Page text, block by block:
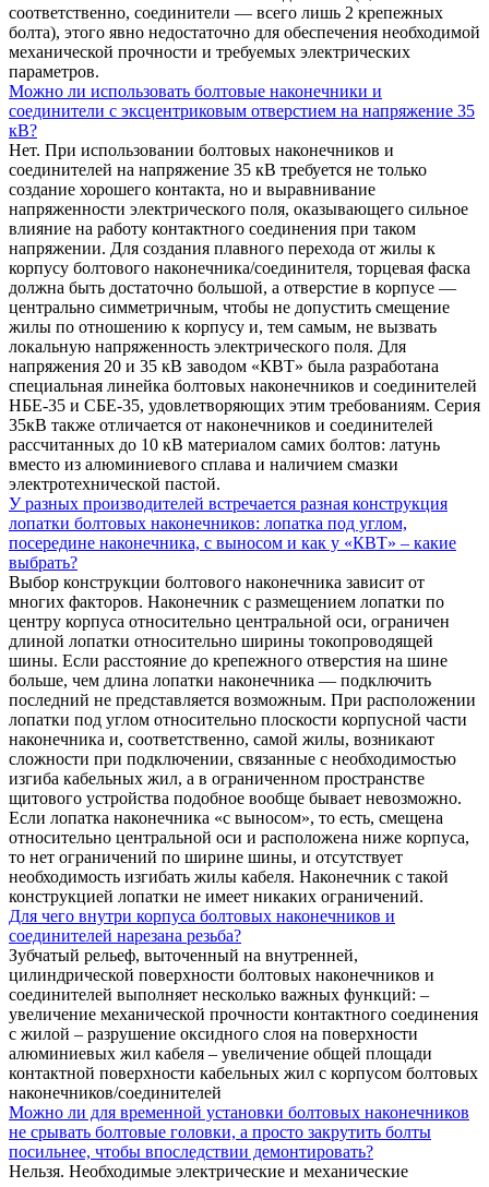
соответственно, соединители — всего лишь 2 крепежных
болта), этого явно недостаточно для обеспечения необходимой
механической прочности и требуемых электрических
параметров.
Можно ли использовать болтовые наконечники и
соединители с эксцентриковым отверстием на напряжение 35
кВ?
Нет. При использовании болтовых наконечников и
соединителей на напряжение 35 кВ требуется не только
создание хорошего контакта, но и выравнивание
напряженности электрического поля, оказывающего сильное
влияние на работу контактного соединения при таком
напряжении. Для создания плавного перехода от жилы к
корпусу болтового наконечника/соединителя, торцевая фаска
должна быть достаточно большой, а отверстие в корпусе —
центрально симметричным, чтобы не допустить смещение
жилы по отношению к корпусу и, тем самым, не вызвать
локальную напряженность электрического поля. Для
напряжения 20 и 35 кВ заводом «КВТ» была разработана
специальная линейка болтовых наконечников и соединителей
НБЕ-35 и СБЕ-35, удовлетворяющих этим требованиям. Серия
35кВ также отличается от наконечников и соединителей
рассчитанных до 10 кВ материалом самих болтов: латунь
вместо из алюминиевого сплава и наличием смазки
электротехнической пастой.
У разных производителей встречается разная конструкция
лопатки болтовых наконечников: лопатка под углом,
посередине наконечника, с выносом и как у «КВТ» – какие
выбрать?
Выбор конструкции болтового наконечника зависит от
многих факторов. Наконечник с размещением лопатки по
центру корпуса относительно центральной оси, ограничен
длиной лопатки относительно ширины токопроводящей
шины. Если расстояние до крепежного отверстия на шине
больше, чем длина лопатки наконечника — подключить
последний не представляется возможным. При расположении
лопатки под углом относительно плоскости корпусной части
наконечника и, соответственно, самой жилы, возникают
сложности при подключении, связанные с необходимостью
изгиба кабельных жил, а в ограниченном пространстве
щитового устройства подобное вообще бывает невозможно.
Если лопатка наконечника «с выносом», то есть, смещена
относительно центральной оси и расположена ниже корпуса,
то нет ограничений по ширине шины, и отсутствует
необходимость изгибать жилы кабеля. Наконечник с такой
конструкцией лопатки не имеет никаких ограничений.
Для чего внутри корпуса болтовых наконечников и
соединителей нарезана резьба?
Зубчатый рельеф, выточенный на внутренней,
цилиндрической поверхности болтовых наконечников и
соединителей выполняет несколько важных функций: –
увеличение механической прочности контактного соединения
с жилой – разрушение оксидного слоя на поверхности
алюминиевых жил кабеля – увеличение общей площади
контактной поверхности кабельных жил с корпусом болтовых
наконечников/соединителей
Можно ли для временной установки болтовых наконечников
не срывать болтовые головки, а просто закрутить болты
посильнее, чтобы впоследствии демонтировать?
Нельзя. Необходимые электрические и механические